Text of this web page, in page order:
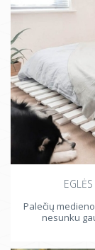
Palečių
nesunku